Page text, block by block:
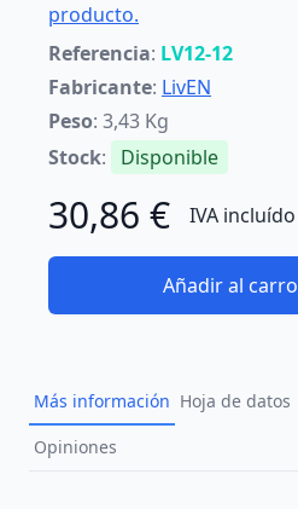
producto.
Referencia: LV12-12
Fabricante: LivEN
Peso: 3,43 Kg
Stock: Disponible
30,86 € IVA incluído
Añadir al carro
Más información Hoja de datos
Opiniones